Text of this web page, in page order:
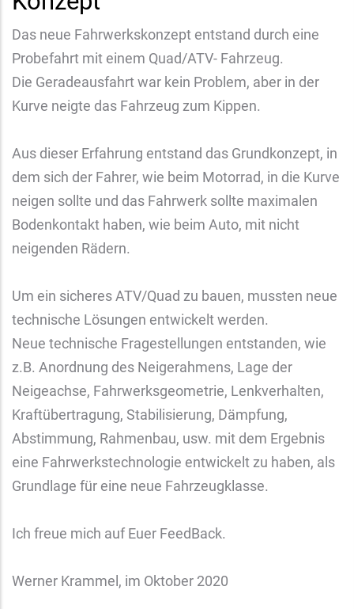
Das neue Fahrwerkskonzept entstand durch eine
Probefahrt mit einem Quad/ATV- Fahrzeug.
Die Geradeausfahrt war kein Problem, aber in der
Kurve neigte das Fahrzeug zum Kippen.
Aus dieser Erfahrung entstand das Grundkonzept, in
dem sich der Fahrer, wie beim Motorrad, in die Kurve
neigen sollte und das Fahrwerk sollte maximalen
Bodenkontakt haben, wie beim Auto, mit nicht
neigenden Rädern.
Um ein sicheres ATV/Quad zu bauen, mussten neue
technische Lösungen entwickelt werden.
Neue technische Fragestellungen entstanden, wie
z.B. Anordnung des Neigerahmens, Lage der
Neigeachse, Fahrwerksgeometrie, Lenkverhalten,
Kraftübertragung, Stabilisierung, Dämpfung,
Abstimmung, Rahmenbau, usw. mit dem Ergebnis
eine Fahrwerkstechnologie entwickelt zu haben, als
Grundlage für eine neue Fahrzeugklasse.
Ich freue mich auf Euer FeedBack.
Werner Krammel, im Oktober 2020